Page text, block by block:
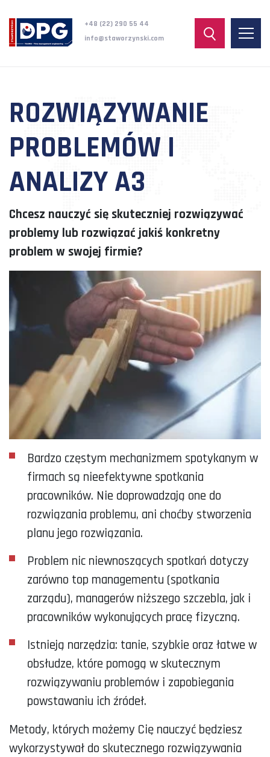
+48 (22) 290 55 44
info@staworzynski.com
ROZWIĄZYWANIE
PROBLEMÓW I
ANALIZY A3
Chcesz nauczyć się skuteczniej rozwiązywać
problemy lub rozwiązać jakiś konkretny
problem w swojej firmie?
Bardzo częstym mechanizmem spotykanym w
firmach są nieefektywne spotkania
pracowników. Nie doprowadzają one do
rozwiązania problemu, ani choćby stworzenia
planu jego rozwiązania.
Problem nic niewnoszących spotkań dotyczy
zarówno top managementu (spotkania
zarządu), managerów niższego szczebla, jak i
pracowników wykonujących pracę fizyczną.
Istnieją narzędzia: tanie, szybkie oraz łatwe w
obsłudze, które pomogą w skutecznym
rozwiązywaniu problemów i zapobiegania
powstawaniu ich źródeł.
Metody, których możemy Cię nauczyć będziesz
wykorzystywał do skutecznego rozwiązywania